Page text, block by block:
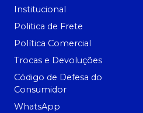
Institucional
Politica de Frete
Política Comercial
Trocas e Devoluções
Código de Defesa do
Consumidor
WhatsApp